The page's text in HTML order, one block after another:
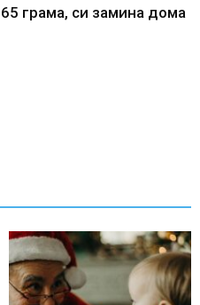
грама, си замина дома